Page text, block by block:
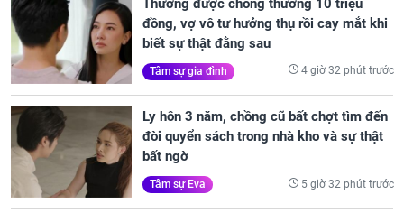
Thường được chồng thường 10 triệu
đồng, vợ vô tư hưởng thụ rồi cay mắt khi
biết sự thật đằng sau
Tâm sự gia đình 4 giờ 32 phút trước
Ly hôn 3 năm, chồng cũ bất chợt tìm đến
đòi quyển sách trong nhà kho và sự thật
bất ngờ
Tâm sự Eva 5 giờ 32 phút trước